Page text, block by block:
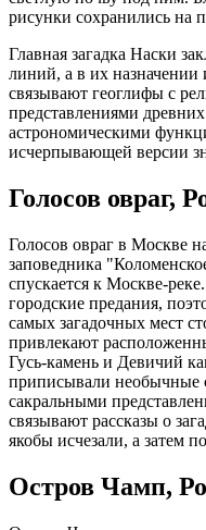
рисунки сохранились на
Главная загадка Наски
линий, а в их назначении
связывают геоглифы с
представлениями
астрономическими
исчерпывающей версии
Голосов овраг,
Голосов овраг в Москве
заповедника
спускается к Москве-
городские предания,
самых загадочных мест
привлекают
Гусь-камень и Девичий
приписывали необычные
сакральными
связывают рассказы о
якобы исчезали, а затем
Остров Чамп,